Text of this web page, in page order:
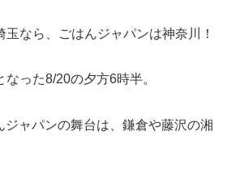
なら、ごはんジャパンは神奈川！
った8/20の夕方6時半。
ジャパンの舞台は、鎌倉や藤沢の湘